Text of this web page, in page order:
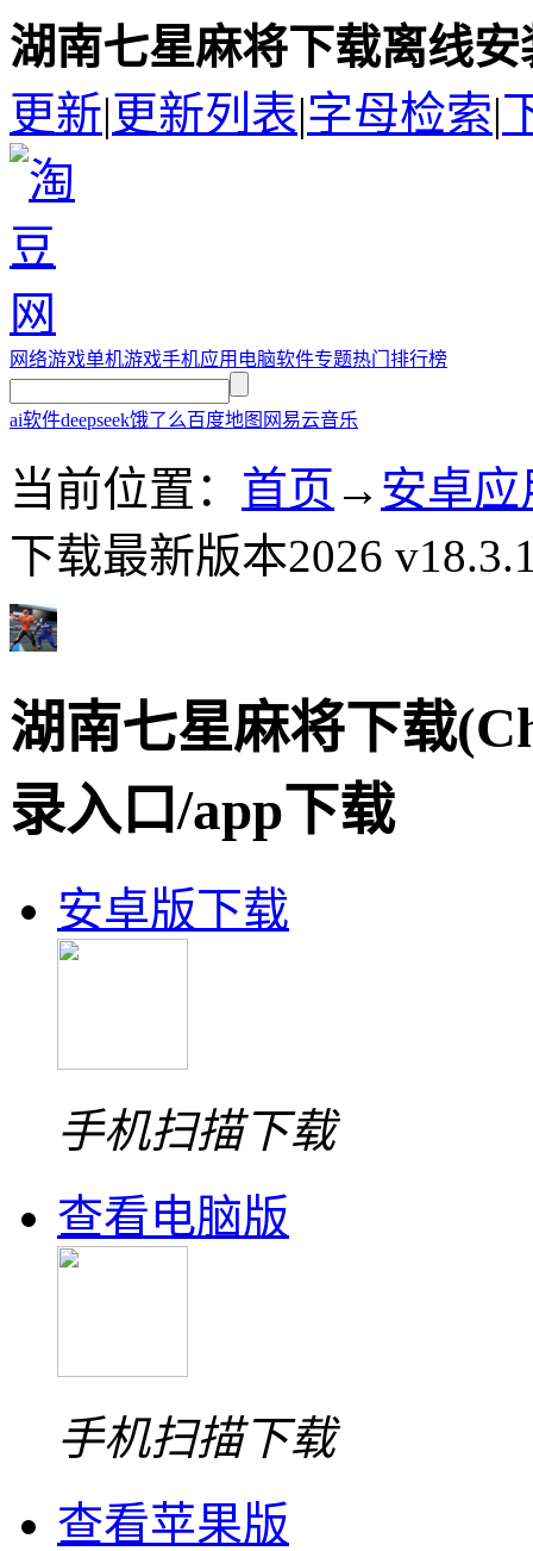
湖南七星麻将下载离线
更新|更新列表|字母检索|
网络游戏单机游戏手机应用 电脑软件专题热门排行榜
ai软件deepseek饿了么百度地图 网易云音乐
当前位置： 首页 → 安卓应
下载最新版本2026
湖南七星麻将下载
录入口/app下载
安卓版下载
手机扫描下载
查看电脑版
手机扫描下载
查看苹果版